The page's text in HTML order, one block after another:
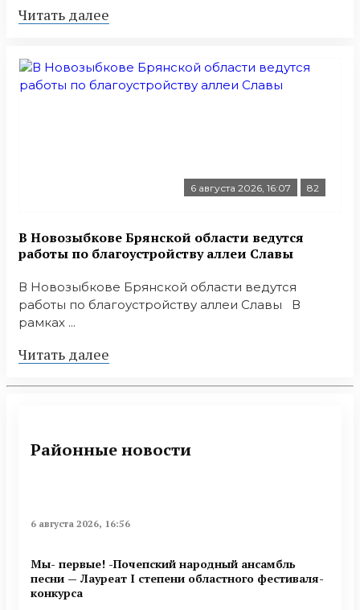
Читать далее
6 августа 2026, 16:07 82
В Новозыбкове Брянской области ведутся
работы по благоустройству аллеи Славы
В Новозыбкове Брянской области ведутся
работы по благоустройству аллеи Славы В
рамках ...
Читать далее
Районные новости
6 августа 2026, 16:56
Мы- первые! -Почепский народный ансамбль
песни — Лауреат I степени областного фестиваля-
конкурса